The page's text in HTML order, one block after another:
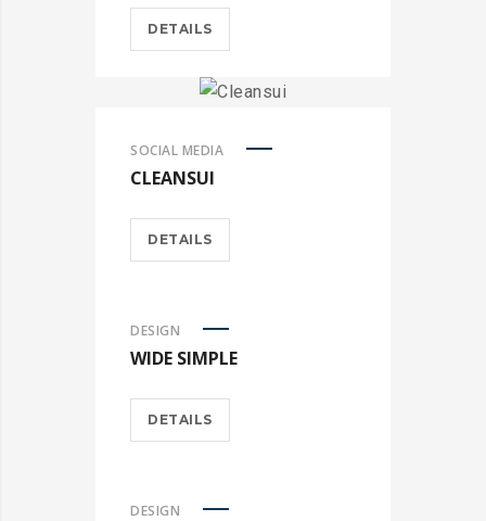
DETAILS
SOCIAL MEDIA
CLEANSUI
DETAILS
DESIGN
WIDE SIMPLE
DETAILS
DESIGN